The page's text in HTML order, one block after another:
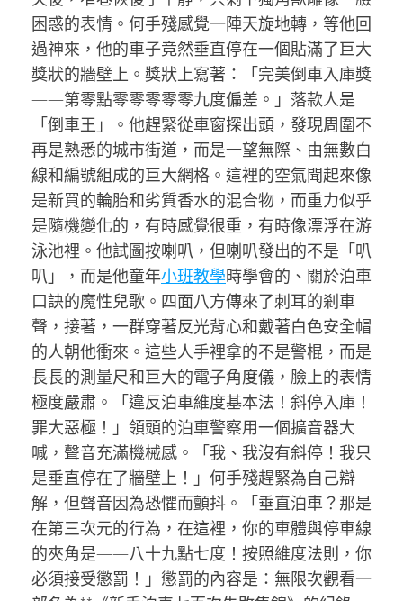
困惑的表情。何手殘感覺一陣天旋地轉，等他回
過神來，他的車子竟然垂直停在一個貼滿了巨大
獎狀的牆壁上。獎狀上寫著：「完美倒車入庫獎
——第零點零零零零零九度偏差。」落款人是
「倒車王」。他趕緊從車窗探出頭，發現周圍不
再是熟悉的城市街道，而是一望無際、由無數白
線和編號組成的巨大網格。這裡的空氣聞起來像
是新買的輪胎和劣質香水的混合物，而重力似乎
是隨機變化的，有時感覺很重，有時像漂浮在游
泳池裡。他試圖按喇叭，但喇叭發出的不是「叭
叭」，而是他童年小班教學時學會的、關於泊車
口訣的魔性兒歌。四面八方傳來了刺耳的剎車
聲，接著，一群穿著反光背心和戴著白色安全帽
的人朝他衝來。這些人手裡拿的不是警棍，而是
長長的測量尺和巨大的電子角度儀，臉上的表情
極度嚴肅。「違反泊車維度基本法！斜停入庫！
罪大惡極！」領頭的泊車警察用一個擴音器大
喊，聲音充滿機械感。「我、我沒有斜停！我只
是垂直停在了牆壁上！」何手殘趕緊為自己辯
解，但聲音因為恐懼而顫抖。「垂直泊車？那是
在第三次元的行為，在這裡，你的車體與停車線
的夾角是——八十九點七度！按照維度法則，你
必須接受懲罰！」懲罰的內容是：無限次觀看一